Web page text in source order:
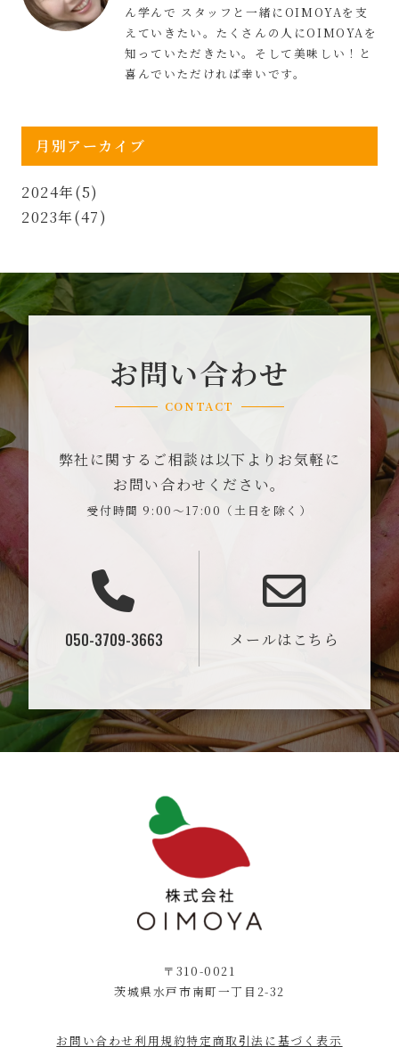
ん学んで スタッフと一緒にOIMOYAを支
えていきたい。たくさんの人にOIMOYAを
知っていただきたい。そして美味しい！と
喜んでいただければ幸いです。
月別アーカイブ
2024年(5)
2023年(47)
お問い合わせ
CONTACT
弊社に関するご相談は以下よりお気軽に
お問い合わせください。
受付時間 9:00～17:00（土日を除く）
050-3709-3663 メールはこちら
〒310-0021
茨城県水戸市南町一丁目2-32
お問い合わせ利用規約特定商取引法に基づく表示